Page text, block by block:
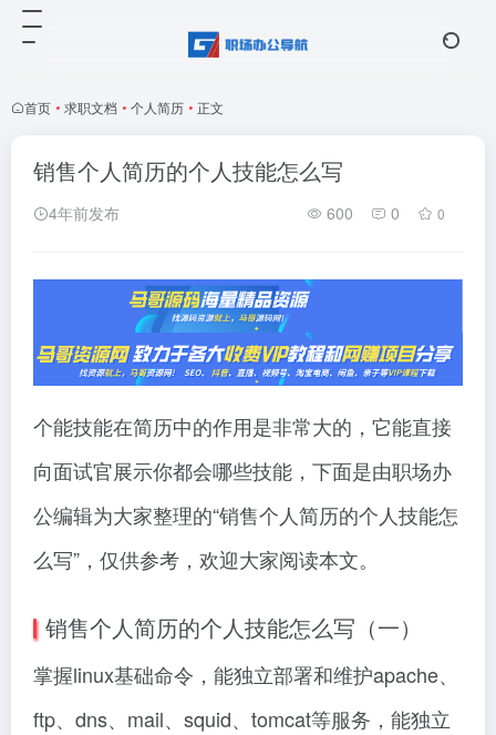
首页 • 求职文档 • 个人简历 • 正文
销售个人简历的个人技能怎么写
4年前发布 600 0 0
个能技能在简历中的作用是非常大的，它能直接
向面试官展示你都会哪些技能，下面是由职场办
公编辑为大家整理的“销售个人简历的个人技能怎
么写”，仅供参考，欢迎大家阅读本文。
销售个人简历的个人技能怎么写（一）
掌握linux基础命令，能独立部署和维护apache、
ftp、dns、mail、squid、tomcat等服务，能独立